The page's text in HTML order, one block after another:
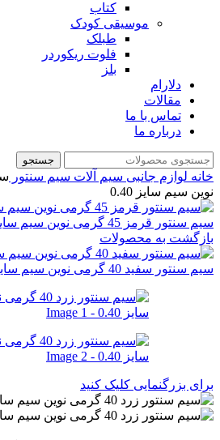
کتاب
موسیقی کودک
طبلک
فلوت ریکوردر
بلز
دلارام
مقالات
تماس با ما
درباره ما
جستجو
خانه لوازم جانبی سیم آلات سیم سنتور
نوین سیم سایز 0.40
سیم سنتور قرمز 45 گرمی نوین سیم سایز 0.42
بازگشت به محصولات
سیم سنتور سفید 40 گرمی نوین سیم سایز 0.40
برای بزرگنمایی کلیک کنید